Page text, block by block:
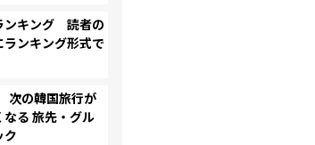
ンキング 読者の
ンキング形式で
の韓国旅行が
なる 旅先・グル
ク